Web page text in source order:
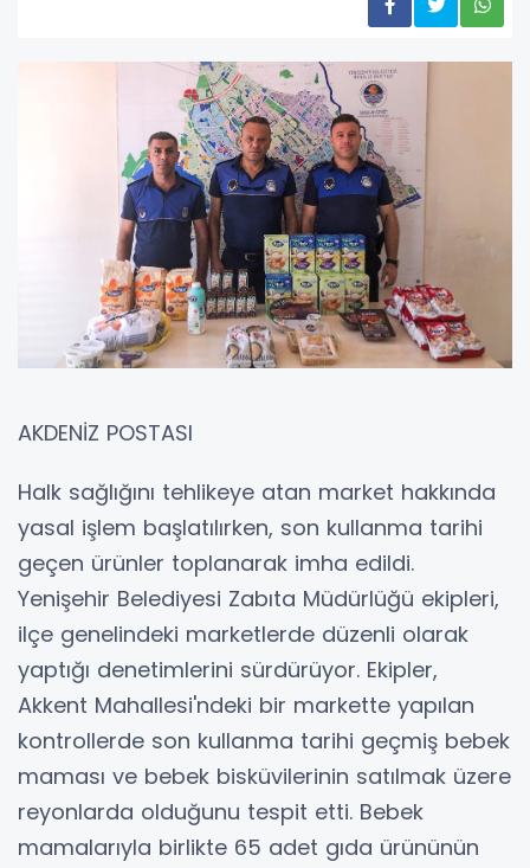
AKDENİZ POSTASI
Halk sağlığını tehlikeye atan market hakkında
yasal işlem başlatılırken, son kullanma tarihi
geçen ürünler toplanarak imha edildi.
Yenişehir Belediyesi Zabıta Müdürlüğü ekipleri,
ilçe genelindeki marketlerde düzenli olarak
yaptığı denetimlerini sürdürüyor. Ekipler,
Akkent Mahallesi'ndeki bir markette yapılan
kontrollerde son kullanma tarihi geçmiş bebek
maması ve bebek bisküvilerinin satılmak üzere
reyonlarda olduğunu tespit etti. Bebek
mamalarıyla birlikte 65 adet gıda ürününün